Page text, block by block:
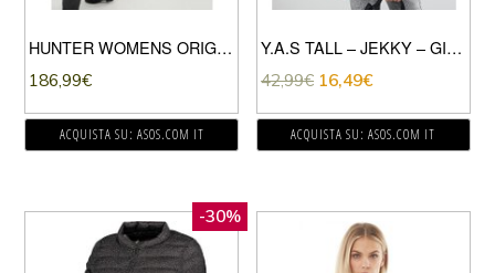
HUNTER WOMENS ORIGINAL RAINCOAT-NAVY
186,99€
ACQUISTA SU: ASOS.COM IT
Y.A.S TALL – JEKKY – GIACCA ELEGANTE A QUADRI SENZA COLLETTO-GRIGIO
42,99€ 16,49€
ACQUISTA SU: ASOS.COM IT
-30%